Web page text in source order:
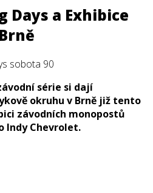
Days a Exhibice
série si dají
okruhu v Brně již tento
závodních monopostů
Indy Chevrolet.